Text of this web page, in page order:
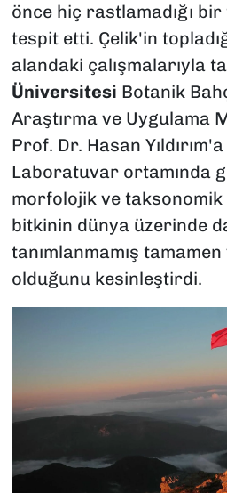
önce hiç rastlamadığı
tespit etti. Çelik'in
alandaki çalışmalarıyla
Üniversitesi Botanik
Araştırma ve Uygulama
Prof. Dr. Hasan Yıldırım'a
Laboratuvar ortamında
morfolojik ve taksonomik
bitkinin dünya üzerinde
tanımlanmamış
olduğunu kesinleştirdi.